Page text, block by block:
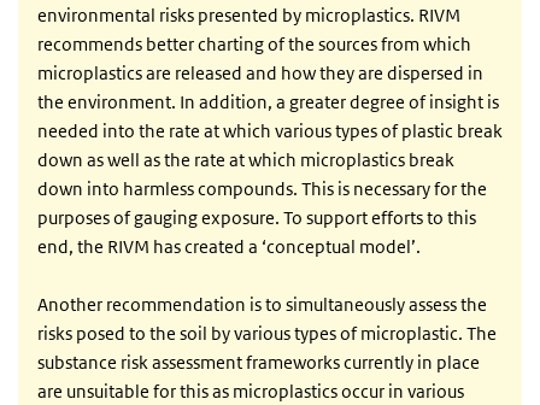
environmental risks presented by microplastics. RIVM
recommends better charting of the sources from which
microplastics are released and how they are dispersed in
the environment. In addition, a greater degree of insight is
needed into the rate at which various types of plastic break
down as well as the rate at which microplastics break
down into harmless compounds. This is necessary for the
purposes of gauging exposure. To support efforts to this
end, the RIVM has created a ‘conceptual model’.
Another recommendation is to simultaneously assess the
risks posed to the soil by various types of microplastic. The
substance risk assessment frameworks currently in place
are unsuitable for this as microplastics occur in various